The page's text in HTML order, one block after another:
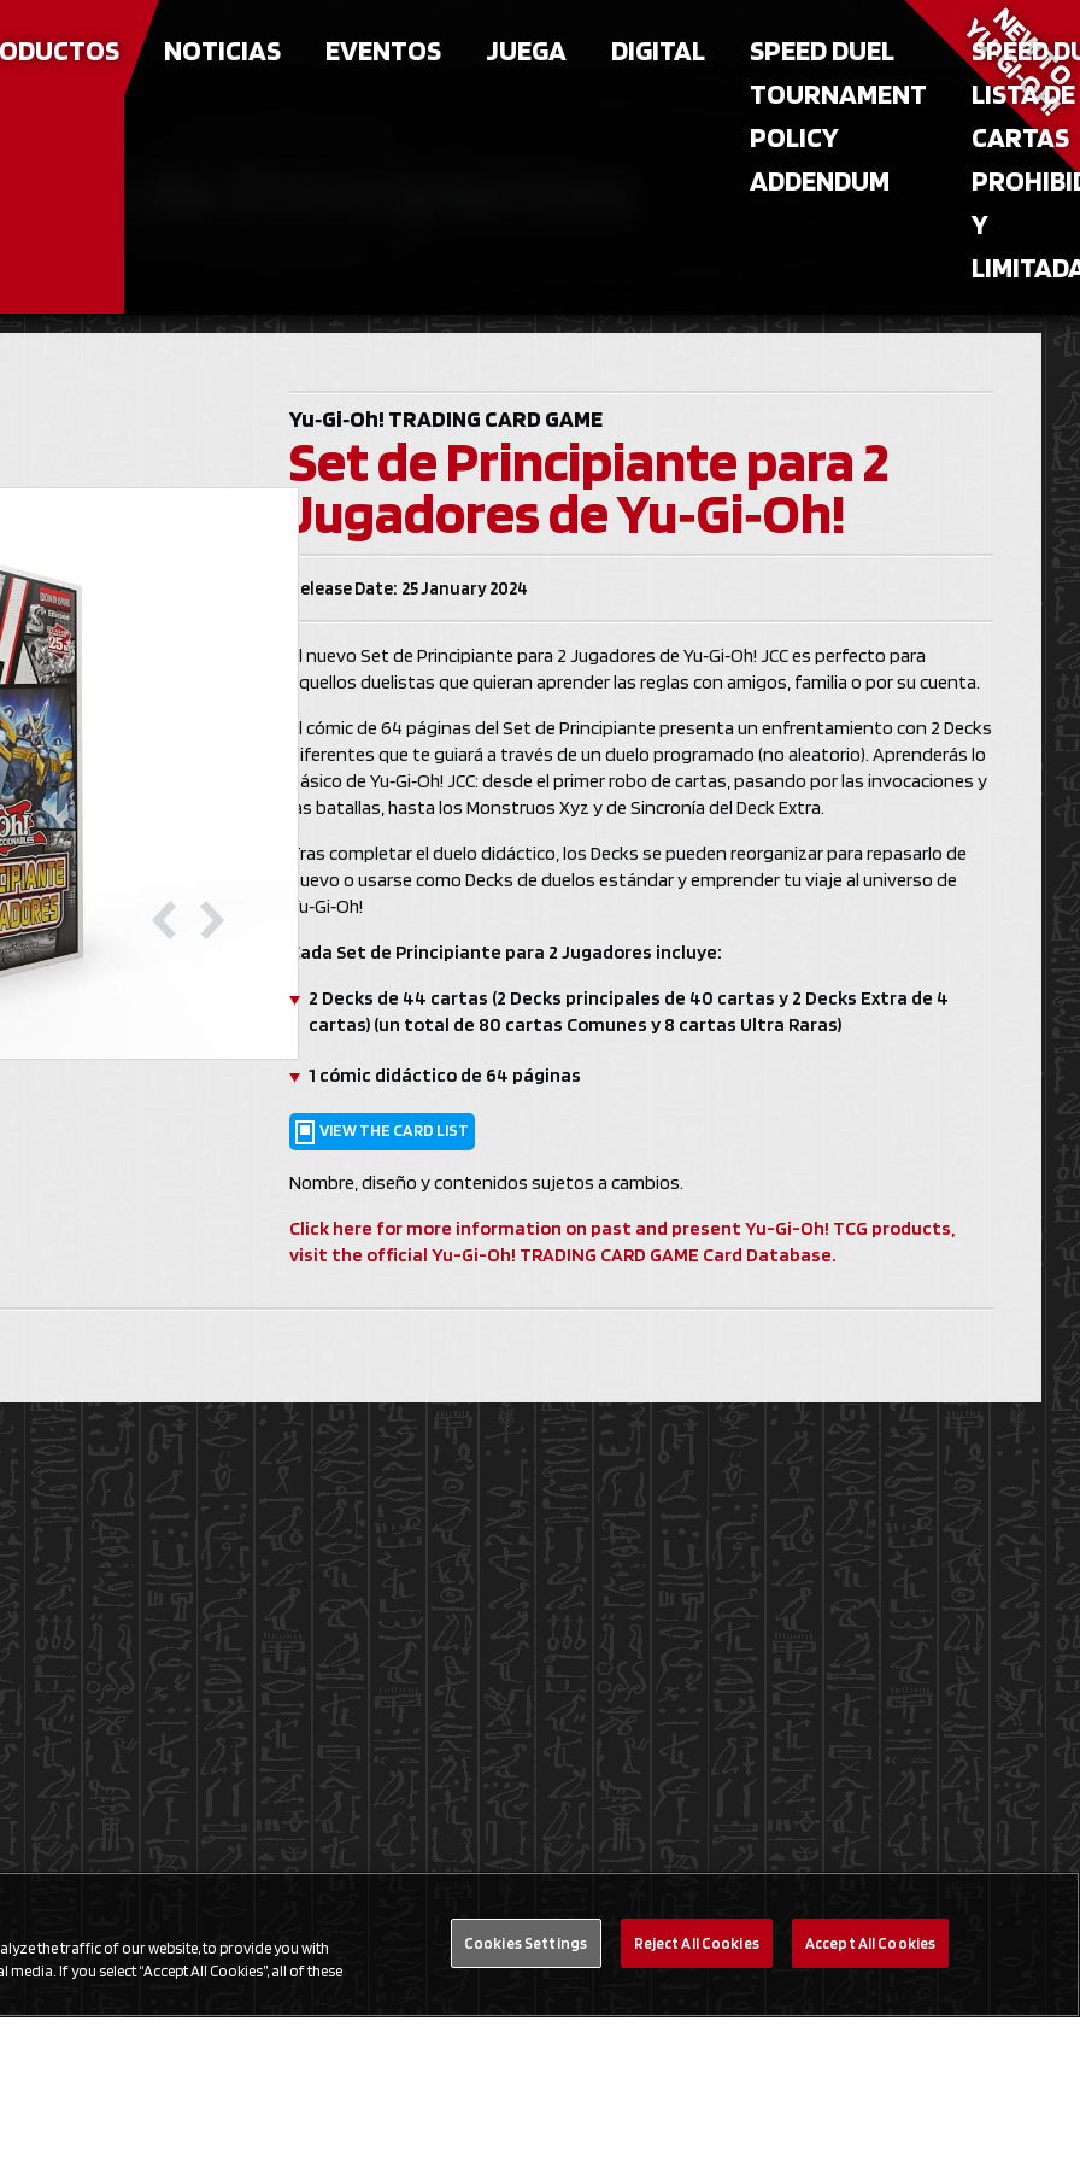
NOTICIAS EVENTOS JUEGA DIGITAL
SPEED DUEL
TOURNAMENT
POLICY
ADDENDUM
SPEED
LISTA DE
CARTAS
Y
NEW TO
YU‑GI‑OH!
Yu‑Gi‑Oh! TRADING CARD GAME
Set de Principiante para 2
Jugadores de Yu‑Gi‑Oh!
Release Date: 25 January 2024
El nuevo Set de Principiante para 2 Jugadores de Yu‑Gi‑Oh! JCC es perfecto para
aquellos duelistas que quieran aprender las reglas con amigos, familia o por su cuenta.
El cómic de 64 páginas del Set de Principiante presenta un enfrentamiento con 2 Decks
diferentes que te guiará a través de un duelo programado (no aleatorio). Aprenderás lo
básico de Yu‑Gi‑Oh! JCC: desde el primer robo de cartas, pasando por las invocaciones y
las batallas, hasta los Monstruos Xyz y de Sincronía del Deck Extra.
Tras completar el duelo didáctico, los Decks se pueden reorganizar para repasarlo de
nuevo o usarse como Decks de duelos estándar y emprender tu viaje al universo de
Yu‑Gi‑Oh!
Cada Set de Principiante para 2 Jugadores incluye:
2 Decks de 44 cartas (2 Decks principales de 40 cartas y 2 Decks Extra de 4
cartas) (un total de 80 cartas Comunes y 8 cartas Ultra Raras)
1 cómic didáctico de 64 páginas
VIEW THE CARD LIST
Nombre, diseño y contenidos sujetos a cambios.
Click here for more information on past and present Yu-Gi-Oh! TCG products,
visit the official Yu-Gi-Oh! TRADING CARD GAME Card Database.
the traffic of our website, to provide you with
If you select “Accept All Cookies”, all of these
Cookies Settings Reject All Cookies Accept All Cookies